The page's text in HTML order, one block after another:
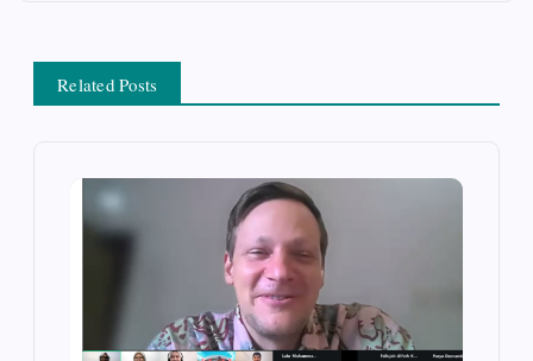
a
v
Related Posts